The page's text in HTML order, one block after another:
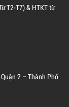
T2-T7) & HTKT từ
2 – Thành Phố